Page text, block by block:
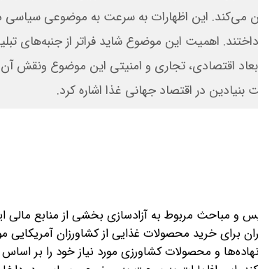
می‌کند. این اظهارات به سرعت به موضوعی سیاسی
اهمیت این موضوع شاید فراتر از جنبه‌های
ابعاد اقتصادی، تجاری و امنیتی این موضوع ونقش
بنیادین در اقتصاد جهانی غذا اشاره کرد.
و مباحث مربوط به آزادسازی بخشی از منابع مالی
برای خرید محصولات غذایی از کشاورزان آمریکایی
نهاده‌ها و محصولات کشاورزی مورد نیاز خود را بر